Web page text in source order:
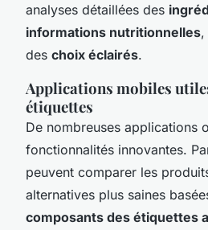
analyses détaillées des
informations nutritionnelles,
des choix éclairés.
Applications mobiles
étiquettes
De nombreuses applications
fonctionnalités innovantes.
peuvent comparer les
alternatives plus saines
composants des étiquettes